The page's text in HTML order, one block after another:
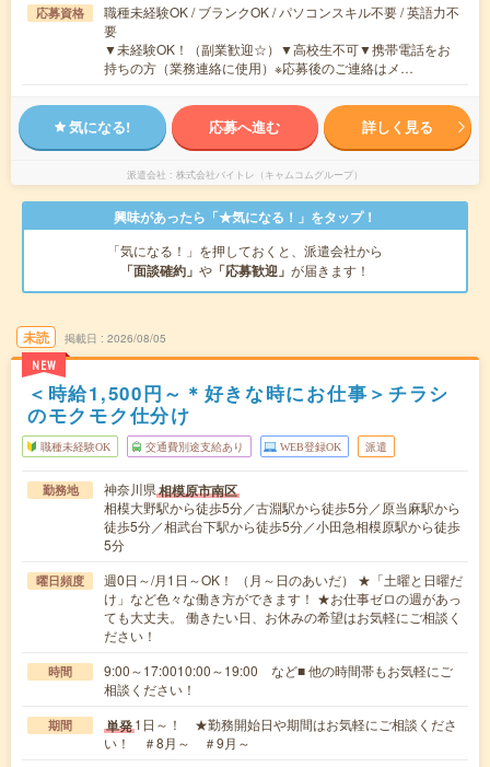
応募資格
職種未経験OK / ブランクOK / パソコンスキル不要 / 英語力不
要
▼未経験OK！（副業歓迎☆）▼高校生不可▼携帯電話をお
持ちの方（業務連絡に使用）※応募後のご連絡はメ…
気になる! 応募へ進む 詳しく見る
派遣会社 株式会社バイトレ（キャムコムグループ）
興味があったら「★気になる！」をタップ！
「気になる！」を押しておくと、派遣会社から
「面談確約」 や 「応募歓迎」 が届きます！
未読
NEW
掲載日 2026/08/05
＜時給1,500円～＊好きな時にお仕事＞チラシ
のモクモク仕分け
職種未経験OK 交通費別途支給あり WEB登録OK 派遣
勤務地 神奈川県相模原市南区
相模大野駅から徒歩5分／古淵駅から徒歩5分／原当麻駅から
徒歩5分／相武台下駅から徒歩5分／小田急相模原駅から徒歩
5分
曜日頻度
週0日～/月1日～OK！ （月～日のあいだ） ★「土曜と日曜だ
け」など色々な働き方ができます！ ★お仕事ゼロの週があっ
ても大丈夫。 働きたい日、お休みの希望はお気軽にご相談く
ださい！
時間
9:00～17:0010:00～19:00 など■ 他の時間帯もお気軽にご
相談ください！
期間 単発1日～！ ★勤務開始日や期間はお気軽にご相談くださ
い！ ＃8月～ ＃9月～